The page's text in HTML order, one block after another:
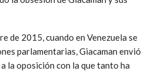
de 2015, cuando en Venezuela se
parlamentarias, Giacaman envió
la oposición con la que tanto ha